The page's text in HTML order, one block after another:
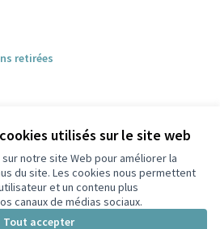
utilisés sur le site web
notre site Web pour améliorer la
du site. Les cookies nous permettent
et un contenu plus
canaux de médias sociaux.
Tout accepter
retirées